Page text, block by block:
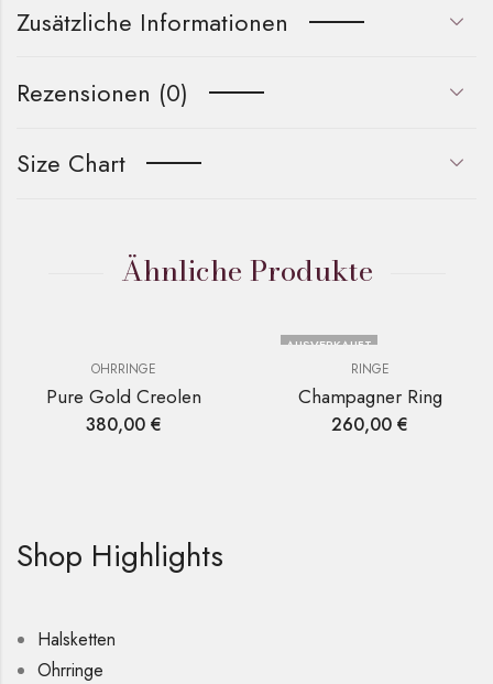
Zusätzliche Informationen
Rezensionen (0)
Size Chart
Ähnliche Produkte
OHRRINGE
Pure Gold Creolen
380,00 €
AUSVERKAUFT
RINGE
Champagner Ring
260,00 €
Shop Highlights
Halsketten
Ohrringe